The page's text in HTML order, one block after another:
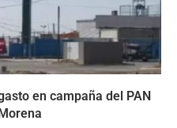
en campaña del PAN